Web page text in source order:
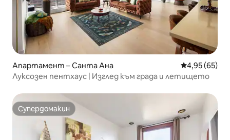
Апартамент – Санта Ана Средна
4,95 (65)
Луксозен пентхаус | Изглед към града и летището
Супердомакин
Супердомакин